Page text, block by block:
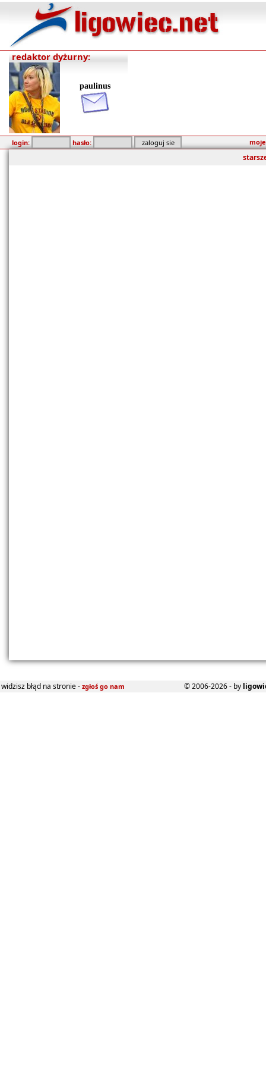
redaktor dyżurny:
paulinus
login: hasło:
widzisz błąd na stronie - zgłoś go nam © 2006-2026 - by